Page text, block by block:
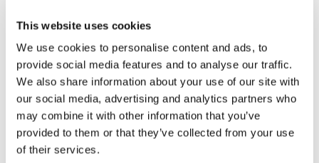
This website uses cookies
We use cookies to personalise content and ads, to
provide social media features and to analyse our traffic.
We also share information about your use of our site with
our social media, advertising and analytics partners who
may combine it with other information that you’ve
provided to them or that they’ve collected from your use
of their services.
Technische ondersteuning